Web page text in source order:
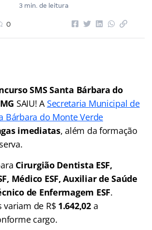
3 min. de leitura
0
SMS Santa Bárbara do
MG SAIU! A Secretaria Municipal de
Bárbara do Monte Verde
imediatas, além da formação
Cirurgião Dentista ESF,
Médico ESF, Auxiliar de Saúde
de Enfermagem ESF.
variam de R$ 1.642,02a
cargo.